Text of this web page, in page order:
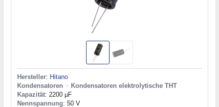
Hersteller: Hitano
Kondensatoren > Kondensatoren elektrolytische THT
Kapazität: 2200 µF
Nennspannung: 50 V